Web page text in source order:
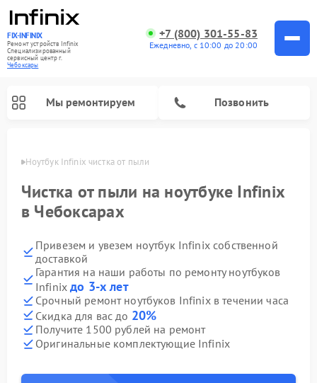
FIX-INFINIX
Ремонт устройств Infinix
Специализированный
cервисный центр г.
Чебоксары
+7 (800) 301-55-83
Ежедневно, с 10:00 до 20:00
Мы ремонтируем Позвонить
Ноутбук Infinix чистка от пыли
Чистка от пыли на ноутбуке Infinix
в Чебоксарах
Привезем и увезем ноутбук Infinix собственной
доставкой
Гарантия на наши работы по ремонту ноутбуков
Infinixдо 3-х лет
Срочный ремонт ноутбуков Infinix в течении часа
Скидка для вас до 20%
Получите 1500 рублей на ремонт
Оригинальные комплектующие Infinix